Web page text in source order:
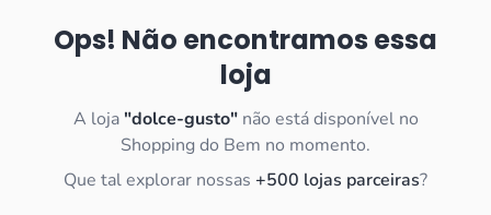
Ops! Não encontramos essa
loja
A loja "dolce-gusto"não está disponível no
Shopping do Bem no momento.
Que tal explorar nossas +500 lojas parceiras?